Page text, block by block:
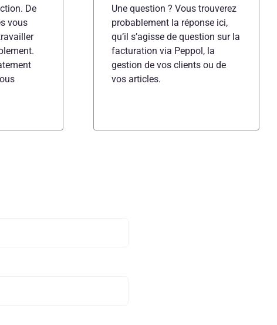
De
vous
Une question ? Vous trouverez
probablement la réponse ici,
qu’il s’agisse de question sur la
facturation via Peppol, la
gestion de vos clients ou de
vos articles.